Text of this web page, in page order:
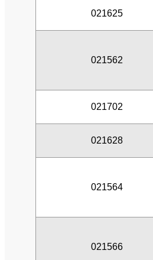
021625
021562
021702
021628
021564
021566